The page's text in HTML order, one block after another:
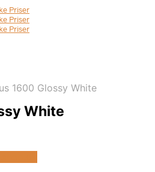
1600 Glossy White
White